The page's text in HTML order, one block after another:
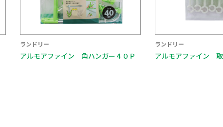
ランドリー
アルモアファイン 取替用ピンチ８Ｐ
ランドリー
アルモアファイン 角